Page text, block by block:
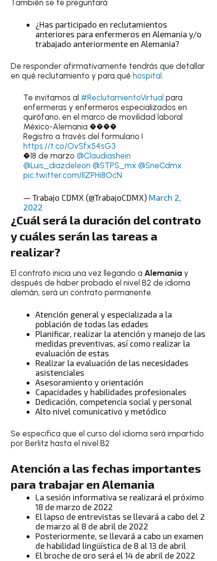
También se te preguntará
¿Has participado en reclutamientos
anteriores para enfermeros en Alemania y/o
trabajado anteriormente en Alemania?
De responder afirmativamente tendrás que detallar
en qué reclutamiento y para quéhospital.
Te invitamos al #ReclutamientoVirtual para
enfermeras y enfermeros especializados en
quirófano, en el marco de movilidad laboral
México-Alemania ����
Registro a través del formulario I
https://t.co/OvSfx54sG3
�18 de marzo @Claudiashein
@Luis_diazdeleon @STPS_mx @SneCdmx
pic.twitter.com/IlZPHi8OcN
— Trabajo CDMX (@TrabajoCDMX) March 2,
2022
¿Cuál será la duración del contrato
y cuáles serán las tareas a
realizar?
El contrato inicia una vez llegando a Alemania y
después de haber probado el nivel B2 de idioma
alemán, será un contrato permanente.
Atención general y especializada a la
población de todas las edades
Planificar, realizar la atención y manejo de las
medidas preventivas, así como realizar la
evaluación de estas
Realizar la evaluación de las necesidades
asistenciales
Asesoramiento y orientación
Capacidades y habilidades profesionales
Dedicación, competencia social y personal
Alto nivel comunicativo y metódico
Se especifica que el curso del idioma será impartido
por Berlitz hasta el nivel B2
Atención a las fechas importantes
para trabajar en Alemania
La sesión informativa se realizará el próximo
18 de marzo de 2022
El lapso de entrevistas se llevará a cabo del 2
de marzo al 8 de abril de 2022
Posteriormente, se llevará a cabo un examen
de habilidad lingüística de 8 al 13 de abril
El broche de oro será el 14 de abril de 2022